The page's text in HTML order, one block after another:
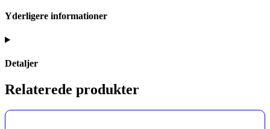
Yderligere informationer
Detaljer
Relaterede produkter